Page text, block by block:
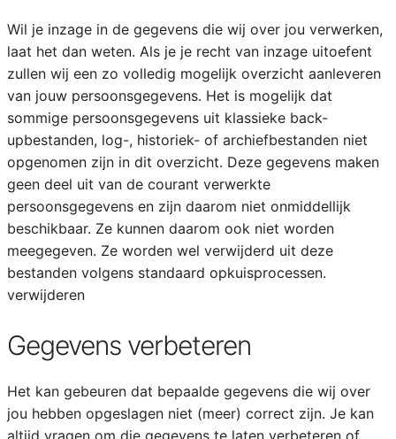
Wil je inzage in de gegevens die wij over jou verwerken,
laat het dan weten. Als je je recht van inzage uitoefent
zullen wij een zo volledig mogelijk overzicht aanleveren
van jouw persoonsgegevens. Het is mogelijk dat
sommige persoonsgegevens uit klassieke back-
upbestanden, log-, historiek- of archiefbestanden niet
opgenomen zijn in dit overzicht. Deze gegevens maken
geen deel uit van de courant verwerkte
persoonsgegevens en zijn daarom niet onmiddellijk
beschikbaar. Ze kunnen daarom ook niet worden
meegegeven. Ze worden wel verwijderd uit deze
bestanden volgens standaard opkuisprocessen.
verwijderen
Gegevens verbeteren
Het kan gebeuren dat bepaalde gegevens die wij over
jou hebben opgeslagen niet (meer) correct zijn. Je kan
altijd vragen om die gegevens te laten verbeteren of